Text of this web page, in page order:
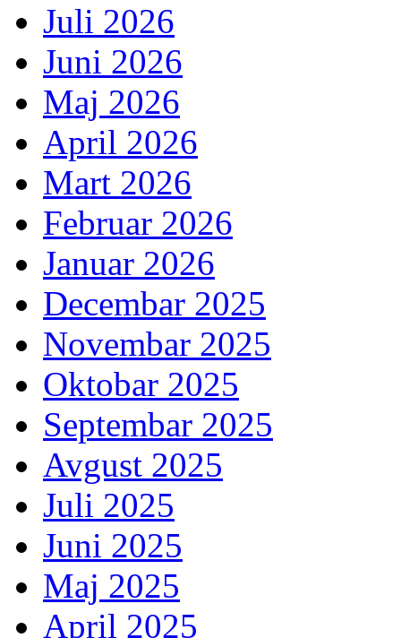
Juli 2026
Juni 2026
Maj 2026
April 2026
Mart 2026
Februar 2026
Januar 2026
Decembar 2025
Novembar 2025
Oktobar 2025
Septembar 2025
Avgust 2025
Juli 2025
Juni 2025
Maj 2025
April 2025